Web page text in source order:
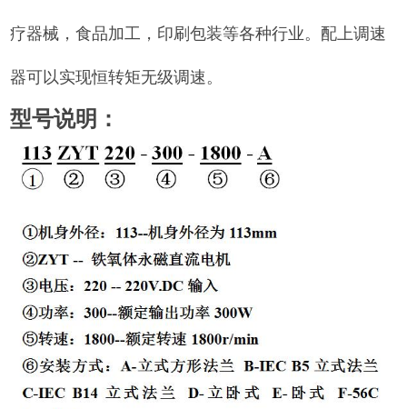
疗器械，食品加工，印刷包装等各种行业。配上调速
器可以实现恒转矩无级调速。
型号说明：